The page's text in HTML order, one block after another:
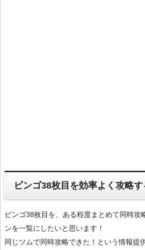
ビンゴ38枚目を効率よく攻略す
ビンゴ38枚目を、ある程度まとめて同時攻
ンを一覧にしたいと思います！
同じツムで同時攻略できた！という情報提